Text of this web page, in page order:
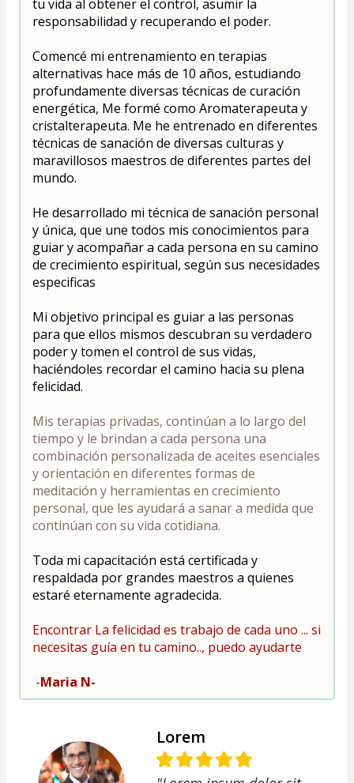
tu vida al obtener el control, asumir la
responsabilidad y recuperando el poder.
Comencé mi entrenamiento en terapias
alternativas hace más de 10 años, estudiando
profundamente diversas técnicas de curación
energética, Me formé como Aromaterapeuta y
cristalterapeuta. Me he entrenado en diferentes
técnicas de sanación de diversas culturas y
maravillosos maestros de diferentes partes del
mundo.
He desarrollado mi técnica de sanación personal
y única, que une todos mis conocimientos para
guiar y acompañar a cada persona en su camino
de crecimiento espiritual, según sus necesidades
especificas
Mi objetivo principal es guiar a las personas
para que ellos mismos descubran su verdadero
poder y tomen el control de sus vidas,
haciéndoles recordar el camino hacia su plena
felicidad.
Mis terapias privadas, continúan a lo largo del
tiempo y le brindan a cada persona una
combinación personalizada de aceites esenciales
y orientación en diferentes formas de
meditación y herramientas en crecimiento
personal, que les ayudará a sanar a medida que
continúan con su vida cotidiana.
Toda mi capacitación está certificada y
respaldada por grandes maestros a quienes
estaré eternamente agradecida.
Encontrar La felicidad es trabajo de cada uno ... si
necesitas guía en tu camino.., puedo ayudarte
-Maria N-
Lorem